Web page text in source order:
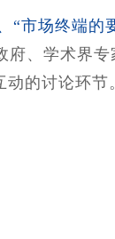
“市场终端的
府、学术界
的讨论环